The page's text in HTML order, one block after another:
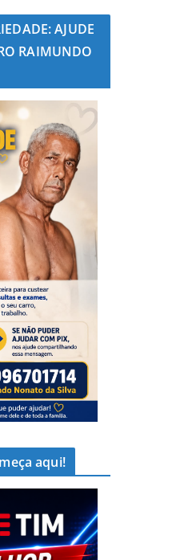
AJUDE
RAIMUNDO
aqui!